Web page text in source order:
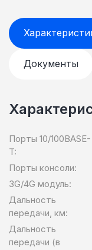
Документы
Порты 10/100BASE-
T:
Порты консоли:
3G/4G модуль:
Дальность
передачи, км:
Дальность
передачи (в